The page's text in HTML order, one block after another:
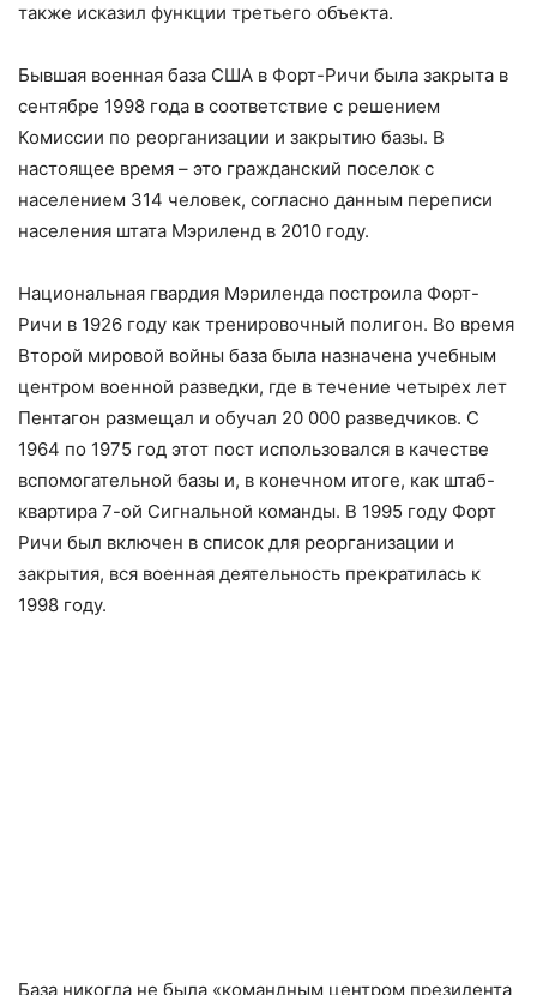
также исказил функции третьего объекта.
Бывшая военная база США в Форт-Ричи была закрыта в
сентябре 1998 года в соответствие с решением
Комиссии по реорганизации и закрытию базы. В
настоящее время – это гражданский поселок с
населением 314 человек, согласно данным переписи
населения штата Мэриленд в 2010 году.
Национальная гвардия Мэриленда построила Форт-
Ричи в 1926 году как тренировочный полигон. Во время
Второй мировой войны база была назначена учебным
центром военной разведки, где в течение четырех лет
Пентагон размещал и обучал 20 000 разведчиков. С
1964 по 1975 год этот пост использовался в качестве
вспомогательной базы и, в конечном итоге, как штаб-
квартира 7-ой Сигнальной команды. В 1995 году Форт
Ричи был включен в список для реорганизации и
закрытия, вся военная деятельность прекратилась к
1998 году.
База никогда не была «командным центром президента